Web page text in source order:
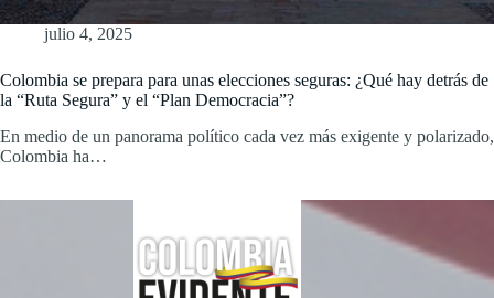
julio 4, 2025
Colombia se prepara para unas elecciones seguras: ¿Qué hay detrás de
la “Ruta Segura” y el “Plan Democracia”?
En medio de un panorama político cada vez más exigente y polarizado,
Colombia ha…